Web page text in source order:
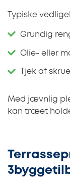
Typiske
Grundig
Olie- eller
Tjek af
Med jævnlig
kan træet